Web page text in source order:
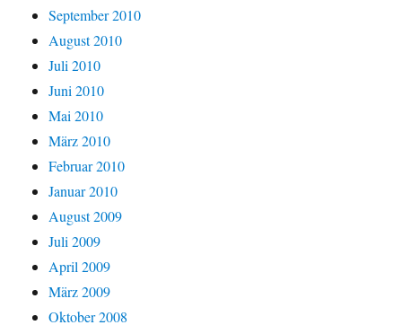
September 2010
August 2010
Juli 2010
Juni 2010
Mai 2010
März 2010
Februar 2010
Januar 2010
August 2009
Juli 2009
April 2009
März 2009
Oktober 2008